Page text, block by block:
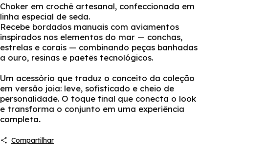
Choker em crochê artesanal, confeccionada em
linha especial de seda.
Recebe bordados manuais com aviamentos
inspirados nos elementos do mar — conchas,
estrelas e corais — combinando peças banhadas
a ouro, resinas e paetês tecnológicos.
Um acessório que traduz o conceito da coleção
em versão joia: leve, sofisticado e cheio de
personalidade. O toque final que conecta o look
e transforma o conjunto em uma experiência
completa.
Compartilhar